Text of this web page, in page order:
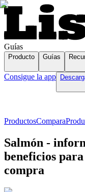
Guías
Producto Guías
Consigue la app
ProductosCompara
Salmón -
beneficios
compra